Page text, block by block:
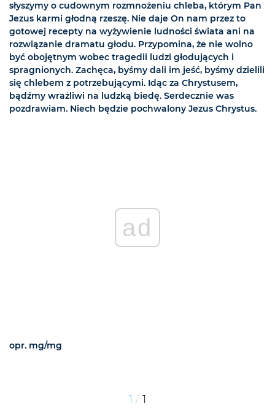
słyszymy o cudownym rozmnożeniu chleba, którym Pan
Jezus karmi głodną rzeszę. Nie daje On nam przez to
gotowej recepty na wyżywienie ludności świata ani na
rozwiązanie dramatu głodu. Przypomina, że nie wolno
być obojętnym wobec tragedii ludzi głodujących i
spragnionych. Zachęca, byśmy dali im jeść, byśmy dzielili
się chlebem z potrzebującymi. Idąc za Chrystusem,
bądźmy wrażliwi na ludzką biedę. Serdecznie was
pozdrawiam. Niech będzie pochwalony Jezus Chrystus.
ad
opr. mg/mg
1 / 1